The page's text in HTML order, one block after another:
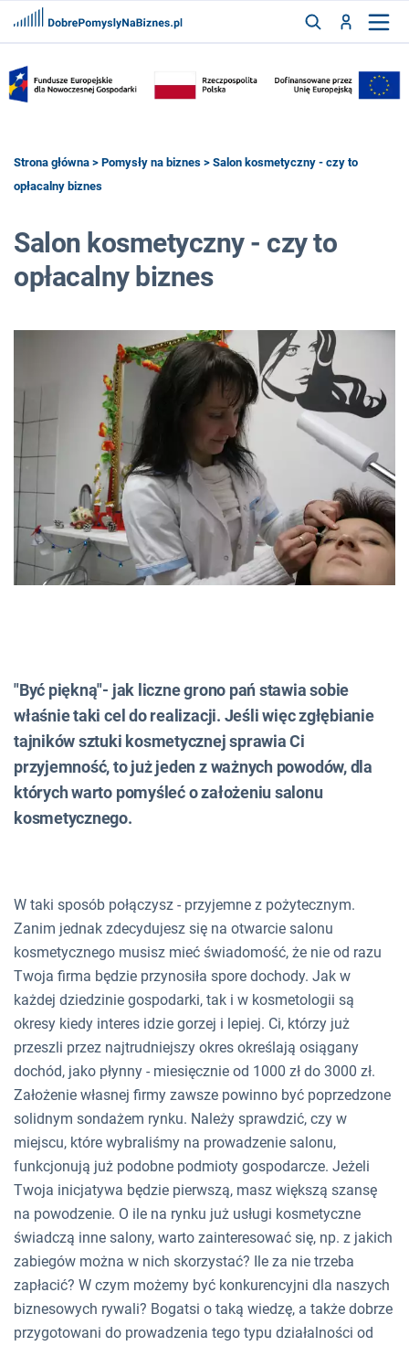
ZAREJESTRUJ
FRANCZYZY
Strona główna > Pomysły na biznes > Salon kosmetyczny - czy to
opłacalny biznes
Salon kosmetyczny - czy to
opłacalny biznes
"Być piękną"- jak liczne grono pań stawia sobie
właśnie taki cel do realizacji. Jeśli więc zgłębianie
tajników sztuki kosmetycznej sprawia Ci
przyjemność, to już jeden z ważnych powodów, dla
których warto pomyśleć o założeniu salonu
kosmetycznego.
W taki sposób połączysz - przyjemne z pożytecznym.
Zanim jednak zdecydujesz się na otwarcie salonu
kosmetycznego musisz mieć świadomość, że nie od razu
Twoja firma będzie przynosiła spore dochody. Jak w
każdej dziedzinie gospodarki, tak i w kosmetologii są
okresy kiedy interes idzie gorzej i lepiej. Ci, którzy już
przeszli przez najtrudniejszy okres określają osiągany
dochód, jako płynny - miesięcznie od 1000 zł do 3000 zł.
Założenie własnej firmy zawsze powinno być poprzedzone
solidnym sondażem rynku. Należy sprawdzić, czy w
miejscu, które wybraliśmy na prowadzenie salonu,
funkcjonują już podobne podmioty gospodarcze. Jeżeli
Twoja inicjatywa będzie pierwszą, masz większą szansę
na powodzenie. O ile na rynku już usługi kosmetyczne
świadczą inne salony, warto zainteresować się, np. z jakich
zabiegów można w nich skorzystać? Ile za nie trzeba
zapłacić? W czym możemy być konkurencyjni dla naszych
biznesowych rywali? Bogatsi o taką wiedzę, a także dobrze
przygotowani do prowadzenia tego typu działalności od